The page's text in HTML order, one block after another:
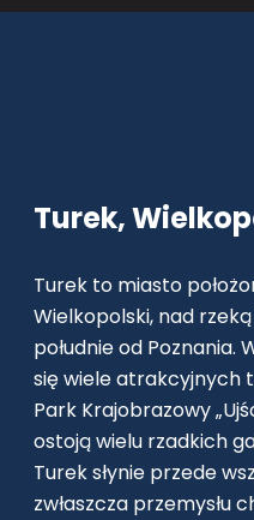
Turek,
Turek to miasto
Wielkopolski, nad
południe od Poznania.
się wiele atrakcyjnych
Park Krajobrazowy
ostoją wielu rzadkich
Turek słynie przede
zwłaszcza przemysłu